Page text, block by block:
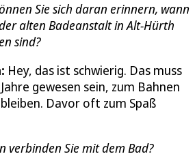
Sie sich daran erinnern, wann
alten Badeanstalt in Alt-Hürth
sind?
Hey, das ist schwierig. Das muss
gewesen sein, zum Bahnen
Davor oft zum Spaß
verbinden Sie mit dem Bad?